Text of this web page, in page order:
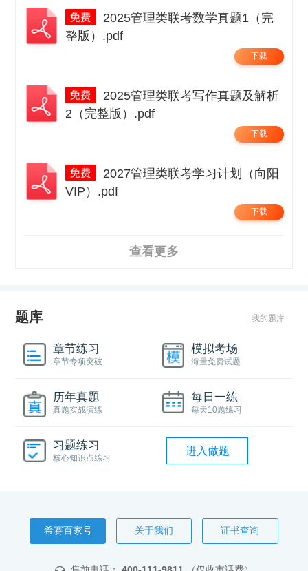
整版）.pdf
下载
2（完整版）.pdf
下载
VIP）.pdf
下载
查看更多
题库 我的题库
章节练习
章节专项突破
模拟考场
海量免费试题
历年真题
真题实战演练
每日一练
每天10题练习
习题练习
核心知识点练习
进入做题
希赛百家号 关于我们 证书查询